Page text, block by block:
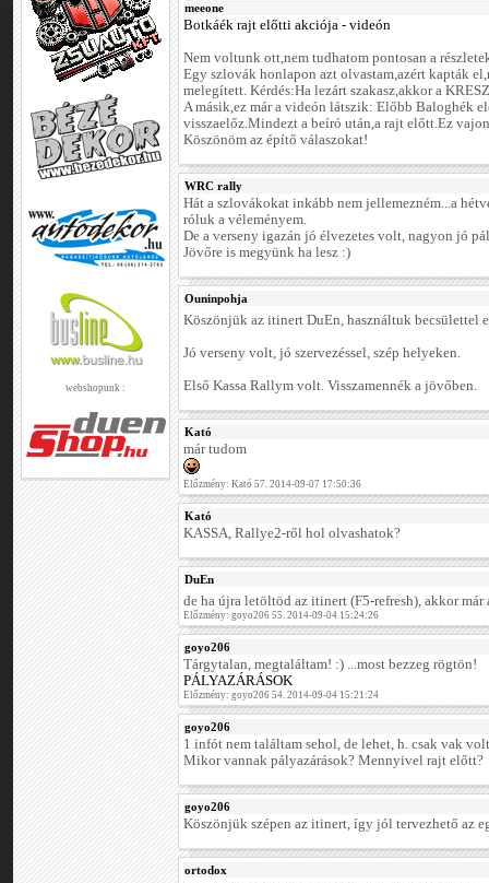
webshopunk :
meeone
Botkáék rajt előtti akciója - videón
Nem voltunk ott,nem tudhatom pontosan a
Egy szlovák honlapon azt olvastam,azért kapták
melegített. Kérdés:Ha lezárt szakasz,akkor a
A másik,ez már a videón látszik: Előbb Baloghék
visszaelőz.Mindezt a beíró után,a rajt előtt.Ez
Köszönöm az építő válaszokat!
WRC rally
Hát a szlovákokat inkább nem jellemezném...a
róluk a véleményem.
De a verseny igazán jó élvezetes volt, nagyon jó
Jövőre is megyünk ha lesz :)
Ouninpohja
Köszönjük az itinert DuEn, használtuk becsülettel
Jó verseny volt, jó szervezéssel, szép helyeken.
Első Kassa Rallym volt. Visszamennék a jövőben.
Kató
már tudom
Előzmény: Kató 57. 2014-09-07 17:50:36
Kató
KASSA, Rallye2-ről hol olvashatok?
DuEn
de ha újra letöltöd az itinert (F5-refresh), akkor már
Előzmény: goyo206 55. 2014-09-04 15:24:26
goyo206
Tárgytalan, megtaláltam! :) ...most bezzeg rögtön!
PÁLYAZÁRÁSOK
Előzmény: goyo206 54. 2014-09-04 15:21:24
goyo206
1 infót nem találtam sehol, de lehet, h. csak vak
Mikor vannak pályazárások? Mennyivel rajt előtt?
goyo206
Köszönjük szépen az itinert, így jól tervezhető az
ortodox